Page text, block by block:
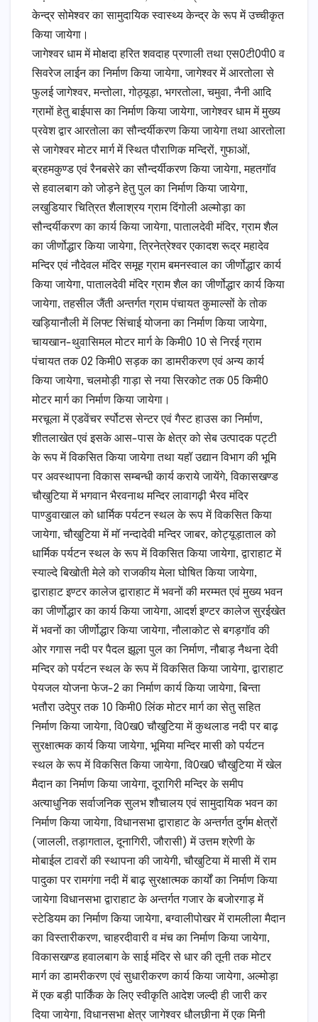
केन्द्र सोमेश्वर का सामुदायिक स्वास्थ्य केन्द्र के रूप में उच्चीकृत
किया जायेगा।
जागेश्वर धाम में मोक्षदा हरित शवदाह प्रणाली तथा एस0टी0पी0 व
सिवरेज लाईन का निर्माण किया जायेगा, जागेश्वर में आरतोला से
फुलई जागेश्वर, मन्तोला, गोठ्यूड़ा, भगरतोला, चमुवा, नैनी आदि
ग्रामों हेतु बाईपास का निर्माण किया जायेगा, जागेश्वर धाम में मुख्य
प्रवेश द्वार आरतोला का सौन्दर्यीकरण किया जायेगा तथा आरतोला
से जागेश्वर मोटर मार्ग में स्थित पौराणिक मन्दिरों, गुफाओं,
ब्रहमकुण्ड एवं रैनबसेरे का सौन्दर्यीकरण किया जायेगा, महतगॉव
से हवालबाग को जोड़ने हेतु पुल का निर्माण किया जायेगा,
लखुडियार चित्रित शैलाश्रय ग्राम दिंगोली अल्मोड़ा का
सौन्दर्यीकरण का कार्य किया जायेगा, पातालदेवी मंदिर, ग्राम शैल
का जीर्णोद्धार किया जायेगा, त्रिनेत्रेश्वर एकादश रूद्र महादेव
मन्दिर एवं नौदेवल मंदिर समूह ग्राम बमनस्वाल का जीर्णोद्धार कार्य
किया जायेगा, पातालदेवी मंदिर ग्राम शैल का जीर्णोद्धार कार्य किया
जायेगा, तहसील जैंती अन्तर्गत ग्राम पंचायत कुमाल्सों के तोक
खड़ियानौली में लिफ्ट सिंचाई योजना का निर्माण किया जायेगा,
चायखान-थुवासिमल मोटर मार्ग के किमी0 10 से निरई ग्राम
पंचायत तक 02 किमी0 सड़क का डामरीकरण एवं अन्य कार्य
किया जायेगा, चलमोड़ी गाड़ा से नया सिरकोट तक 05 किमी0
मोटर मार्ग का निर्माण किया जायेगा।
मरचूला में एडवेंचर र्स्पोटस सेन्टर एवं गैस्ट हाउस का निर्माण,
शीतलाखेत एवं इसके आस-पास के क्षेत्र को सेब उत्पादक पट्टी
के रूप में विकसित किया जायेगा तथा यहॉ उद्यान विभाग की भूमि
पर अवस्थापना विकास सम्बन्धी कार्य कराये जायेंगे, विकासखण्ड
चौखुटिया में भगवान भैरवनाथ मन्दिर लावागढ़ी भैरव मंदिर
पाण्डुवाखाल को धार्मिक पर्यटन स्थल के रूप में विकसित किया
जायेगा, चौखुटिया में मॉ नन्दादेवी मन्दिर जाबर, कोट्यूड़ाताल को
धार्मिक पर्यटन स्थल के रूप में विकसित किया जायेगा, द्वाराहाट में
स्याल्दे बिखोती मेले को राजकीय मेला घोषित किया जायेगा,
द्वाराहाट इण्टर कालेज द्वाराहाट में भवनों की मरम्मत एवं मुख्य भवन
का जीर्णोद्धार का कार्य किया जायेगा, आदर्श इण्टर कालेज सुरईखेत
में भवनों का जीर्णोद्धार किया जायेगा, नौलाकोट से बगड़गॉव की
ओर गगास नदी पर पैदल झूला पुल का निर्माण, नौबाड़ नैथना देवी
मन्दिर को पर्यटन स्थल के रूप में विकसित किया जायेगा, द्वाराहाट
पेयजल योजना फेज-2 का निर्माण कार्य किया जायेगा, बिन्ता
भतौरा उदेपुर तक 10 किमी0 लिंक मोटर मार्ग का सेतु सहित
निर्माण किया जायेगा, वि0ख0 चौखुटिया में कुथलाड नदी पर बाढ़
सुरक्षात्मक कार्य किया जायेगा, भूमिया मन्दिर मासी को पर्यटन
स्थल के रूप में विकसित किया जायेगा, वि0ख0 चौखुटिया में खेल
मैदान का निर्माण किया जायेगा, दूरागिरी मन्दिर के समीप
अत्याधुनिक सर्वाजनिक सुलभ शौचालय एवं सामुदायिक भवन का
निर्माण किया जायेगा, विधानसभा द्वाराहाट के अन्तर्गत दुर्गम क्षेत्रों
(जालली, तड़ागताल, दूनागिरी, जौरासी) में उत्तम श्रेणी के
मोबाईल टावरों की स्थापना की जायेगी, चौखुटिया में मासी में राम
पादुका पर रामगंगा नदी में बाढ़ सुरक्षात्मक कार्यों का निर्माण किया
जायेगा विधानसभा द्वाराहाट के अन्तर्गत गजार के बजोरगाड़ में
स्टेडियम का निर्माण किया जायेगा, बग्वालीपोखर में रामलीला मैदान
का विस्तारीकरण, चाहरदीवारी व मंच का निर्माण किया जायेगा,
विकासखण्ड हवालबाग के साई मंदिर से धार की तूनी तक मोटर
मार्ग का डामरीकरण एवं सुधारीकरण कार्य किया जायेगा, अल्मोड़ा
में एक बड़ी पार्किंक के लिए स्वीकृति आदेश जल्दी ही जारी कर
दिया जायेगा, विधानसभा क्षेत्र जागेश्वर धौलछीना में एक मिनी